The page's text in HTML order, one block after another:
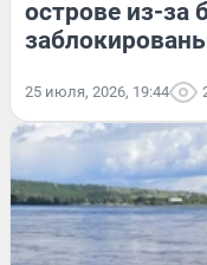
острове из-за
25 июля, 2026, 19:44